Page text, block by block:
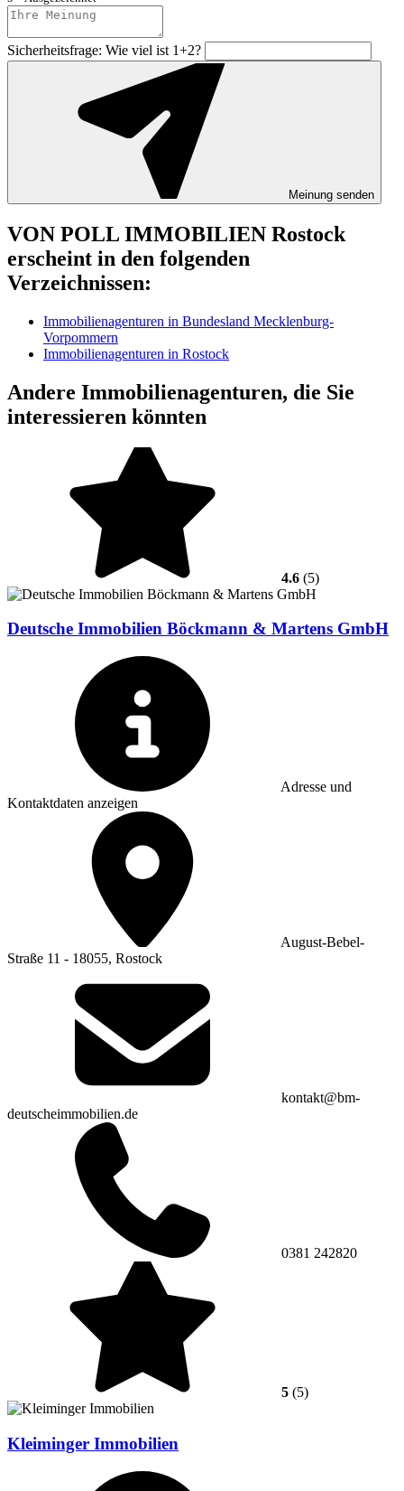
Sicherheitsfrage: Wie viel ist 1+2?
Meinung senden
VON POLL IMMOBILIEN Rostock
erscheint in den folgenden
Verzeichnissen:
Immobilienagenturen in Bundesland Mecklenburg-
Vorpommern
Immobilienagenturen in Rostock
Andere Immobilienagenturen, die Sie
interessieren könnten
4.6 (5)
Deutsche Immobilien Böckmann & Martens GmbH
Adresse und
Kontaktdaten anzeigen
August-Bebel-
Straße 11 - 18055, Rostock
kontakt@bm-
deutscheimmobilien.de
0381 242820
5 (5)
Kleiminger Immobilien